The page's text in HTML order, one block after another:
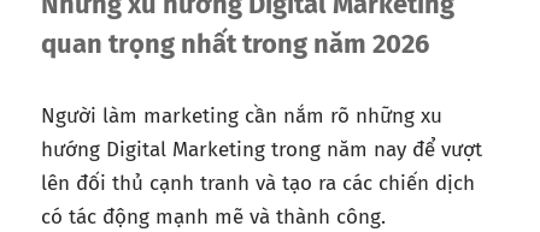
quan trọng nhất trong năm 2026
Người làm marketing cần nắm rõ những xu
hướng Digital Marketing trong năm nay để vượt
lên đối thủ cạnh tranh và tạo ra các chiến dịch
có tác động mạnh mẽ và thành công.